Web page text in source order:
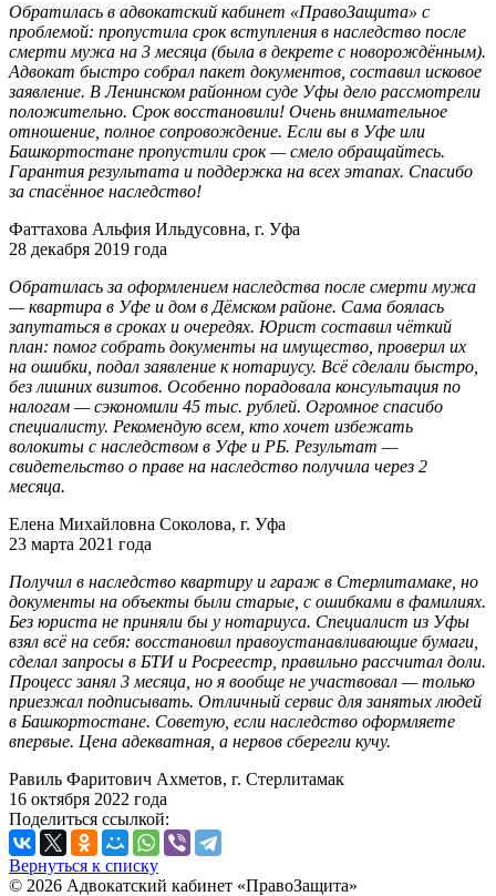
Обратилась в адвокатский кабинет «ПравоЗащита» с
проблемой: пропустила срок вступления в наследство после
смерти мужа на 3 месяца (была в декрете с новорождённым).
Адвокат быстро собрал пакет документов, составил исковое
заявление. В Ленинском районном суде Уфы дело рассмотрели
положительно. Срок восстановили! Очень внимательное
отношение, полное сопровождение. Если вы в Уфе или
Башкортостане пропустили срок — смело обращайтесь.
Гарантия результата и поддержка на всех этапах. Спасибо
за спасённое наследство!
Фаттахова Альфия Ильдусовна, г. Уфа
28 декабря 2019 года
Обратилась за оформлением наследства после смерти мужа
— квартира в Уфе и дом в Дёмском районе. Сама боялась
запутаться в сроках и очередях. Юрист составил чёткий
план: помог собрать документы на имущество, проверил их
на ошибки, подал заявление к нотариусу. Всё сделали быстро,
без лишних визитов. Особенно порадовала консультация по
налогам — сэкономили 45 тыс. рублей. Огромное спасибо
специалисту. Рекомендую всем, кто хочет избежать
волокиты с наследством в Уфе и РБ. Результат —
свидетельство о праве на наследство получила через 2
месяца.
Елена Михайловна Соколова, г. Уфа
23 марта 2021 года
Получил в наследство квартиру и гараж в Стерлитамаке, но
документы на объекты были старые, с ошибками в фамилиях.
Без юриста не приняли бы у нотариуса. Специалист из Уфы
взял всё на себя: восстановил правоустанавливающие бумаги,
сделал запросы в БТИ и Росреестр, правильно рассчитал доли.
Процесс занял 3 месяца, но я вообще не участвовал — только
приезжал подписывать. Отличный сервис для занятых людей
в Башкортостане. Советую, если наследство оформляете
впервые. Цена адекватная, а нервов сберегли кучу.
Равиль Фаритович Ахметов, г. Стерлитамак
16 октября 2022 года
Поделиться ссылкой:
Вернуться к списку
© 2026 Адвокатский кабинет «ПравоЗащита»